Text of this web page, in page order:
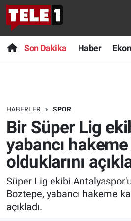
Son Dakika Haber
HABERLER SPOR
Bir Süper Lig
yabancı hakeme
olduklarını
Süper Lig ekibi
Boztepe, yabancı hakeme
açıkladı.
Anında Manşet
Başka Sohbetler
Bilim turu
Bilim ve Teknoloji Evreni
Doğa Konuşuyor
Dünya
Ege Saati
Son Dakika
Haber
Dünya
Teknoloji
Sağlık
Spor
Yayın Akışı
Nöbetçi Eczaneler
Hava Durumu
Trafik Durumu
Süper Lig Puan Durumu ve
Tüm Manşetler
Son Dakika Haberleri
Haber Arşivi